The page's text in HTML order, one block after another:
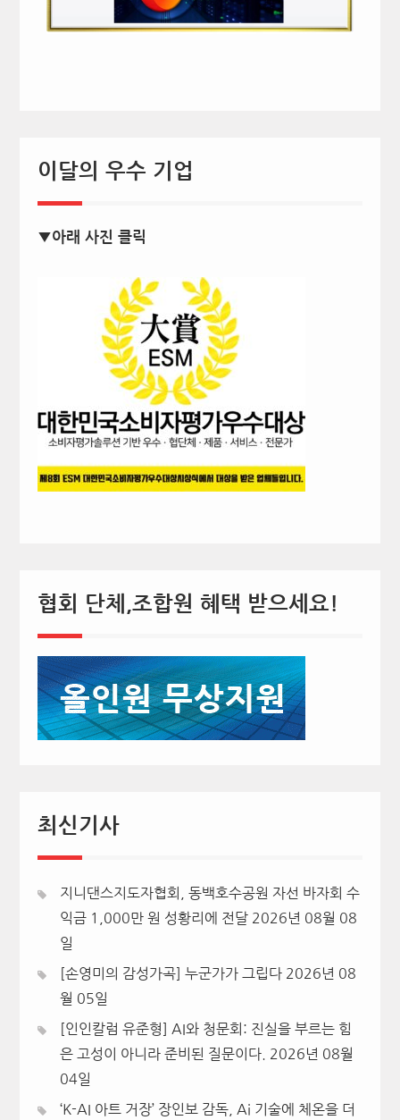
이달의 우수 기업
▼아래 사진 클릭
협회 단체,조합원 혜택 받으세요!
최신기사
지니댄스지도자협회, 동백호수공원 자선 바자회 수
익금 1,000만 원 성황리에 전달 2026년 08월 08
일
[손영미의 감성가곡] 누군가가 그립다 2026년 08
월 05일
[인인칼럼 유준형] AI와 청문회: 진실을 부르는 힘
은 고성이 아니라 준비된 질문이다.
2026년 08월
04일
‘K-AI 아트 거장’ 장인보 감독, Ai 기술에 체온을 더